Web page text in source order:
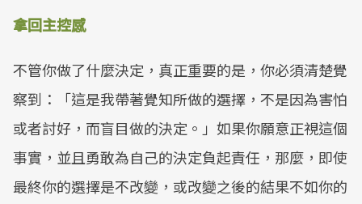
拿回主控感
不管你做了什麼決定，真正重要的是，你必須清楚覺
察到：「這是我帶著覺知所做的選擇，不是因為害怕
或者討好，而盲目做的決定。」如果你願意正視這個
事實，並且勇敢為自己的決定負起責任，那麼，即使
最終你的選擇是不改變，或改變之後的結果不如你的